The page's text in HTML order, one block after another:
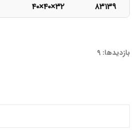
۸۳۱۳۹
۴٠×۴٠×۳۲
بازدیدها: 9